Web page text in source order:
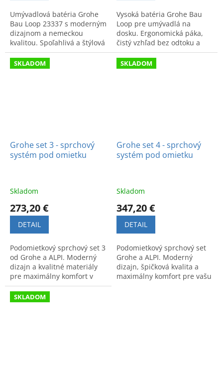
Umývadlová batéria Grohe
Bau Loop 23337 s moderným
dizajnom a nemeckou
kvalitou. Spoľahlivá a štýlová
voľba pre vašu kúpeľňu od
svetového lídra.
Vysoká batéria Grohe Bau
Loop pre umývadlá na
dosku. Ergonomická páka,
čistý vzhľad bez odtoku a
odolný chrómový povrch s
vysokým leskom pre dlhú
životnosť.
SKLADOM
Grohe set 3 - sprchový
systém pod omietku
Skladom
273,20 €
DETAIL
Podomietkový sprchový set 3
od Grohe a ALPI. Moderný
dizajn a kvalitné materiály
pre maximálny komfort v
kúpeľni. Funkčné riešenie
pre každodenné
sprchovanie.
SKLADOM
Grohe set 4 - sprchový
systém pod omietku
Skladom
347,20 €
DETAIL
Podomietkový sprchový set
Grohe a ALPI. Moderný
dizajn, špičková kvalita a
maximálny komfort pre vašu
SKLADOM